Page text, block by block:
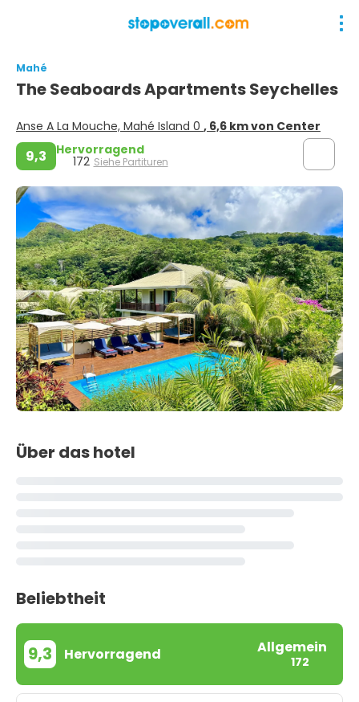
Mahé
The Seaboards Apartments Seychelles
Anse A La Mouche, Mahé Island 0 , 6,6 km von Center
9,3 Hervorragend
172 Siehe Partituren
Über das hotel
Beliebtheit
9,3 Hervorragend Allgemein
172